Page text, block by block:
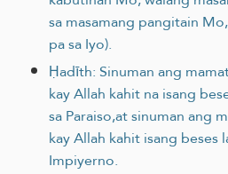
sa masamang pangitain
pa sa Iyo).
Ḥadīth: Sinuman ang
kay Allah kahit na isang
sa Paraiso,at sinuman ang
kay Allah kahit isang beses
Impiyerno.